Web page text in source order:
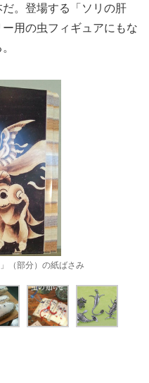
。登場する「ソリの肝
用の虫フィギュアにもな
（部分）の紙ばさみ